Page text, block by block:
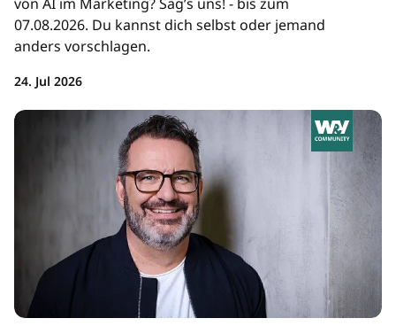
07.08.2026. Du kannst dich selbst oder jemand
anders vorschlagen.
24. Jul 2026